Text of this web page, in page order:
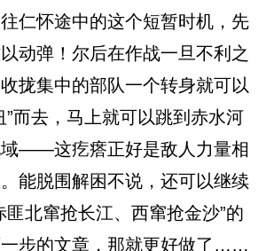
仁怀途中的这个短暂时机，先
动弹！尔后在作战一旦不利之
拢集中的部队一个转身就可以
”而去，马上就可以跳到赤水河
——这疙瘩正好是敌人力量相
能脱围解困不说，还可以继续
匪北窜抢长江、西窜抢金沙”的
一步的文章，那就更好做了……